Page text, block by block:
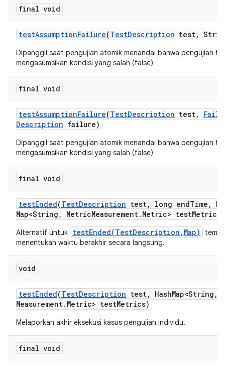
final void
testAssumptionFailure(TestDescription test,
Dipanggil saat pengujian atomik menandai bahwa pengujian
mengasumsikan kondisi yang salah (false)
final void
testAssumptionFailure(TestDescription test,
Description failure)
Dipanggil saat pengujian atomik menandai bahwa pengujian
mengasumsikan kondisi yang salah (false)
final void
testEnded(TestDescription test, long endTime ,
Map<String , MetricMeasurement. Metric> testMetrics)
Alternatif untuk testEnded(TestDescription,Map)
menentukan waktu berakhir secara langsung.
void
testEnded(TestDescription test, HashMap<String ,
Measurement. Metric> testMetrics)
Melaporkan akhir eksekusi kasus pengujian individu.
final void